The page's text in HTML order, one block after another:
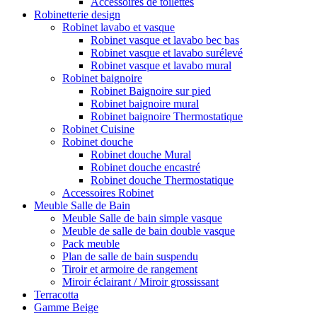
Robinetterie design
Robinet lavabo et vasque
Robinet vasque et lavabo bec bas
Robinet vasque et lavabo surélevé
Robinet vasque et lavabo mural
Robinet baignoire
Robinet Baignoire sur pied
Robinet baignoire mural
Robinet baignoire Thermostatique
Robinet Cuisine
Robinet douche
Robinet douche Mural
Robinet douche encastré
Robinet douche Thermostatique
Accessoires Robinet
Meuble Salle de Bain
Meuble Salle de bain simple vasque
Meuble de salle de bain double vasque
Pack meuble
Plan de salle de bain suspendu
Tiroir et armoire de rangement
Miroir éclairant / Miroir grossissant
Terracotta
Gamme Beige